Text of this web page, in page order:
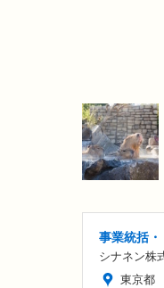
事業統括
シナネン株
東京都